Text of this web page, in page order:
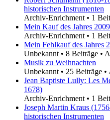
historischen Instrumenten
Archiv-Enrichment • 1
Mein Kauf des Jahres 2009
Archiv-Enrichment • 1
Mein Fehlkauf des Jahres
Unbekannt • 8 Beiträge •
Musik zu Weihnachten
Unbekannt • 25 Beiträge •
Jean Baptiste Lully: Les
1678)
Archiv-Enrichment • 1
Joseph Martin Kraus
historischen Instrumenten